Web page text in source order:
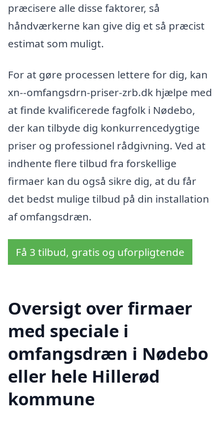
præcisere alle disse faktorer, så
håndværkerne kan give dig et så præcist
estimat som muligt.
For at gøre processen lettere for dig, kan
xn--omfangsdrn-priser-zrb.dk hjælpe med
at finde kvalificerede fagfolk i Nødebo,
der kan tilbyde dig konkurrencedygtige
priser og professionel rådgivning. Ved at
indhente flere tilbud fra forskellige
firmaer kan du også sikre dig, at du får
det bedst mulige tilbud på din installation
af omfangsdræn.
Få 3 tilbud, gratis og uforpligtende
Oversigt over firmaer
med speciale i
omfangsdræn i Nødebo
eller hele Hillerød
kommune